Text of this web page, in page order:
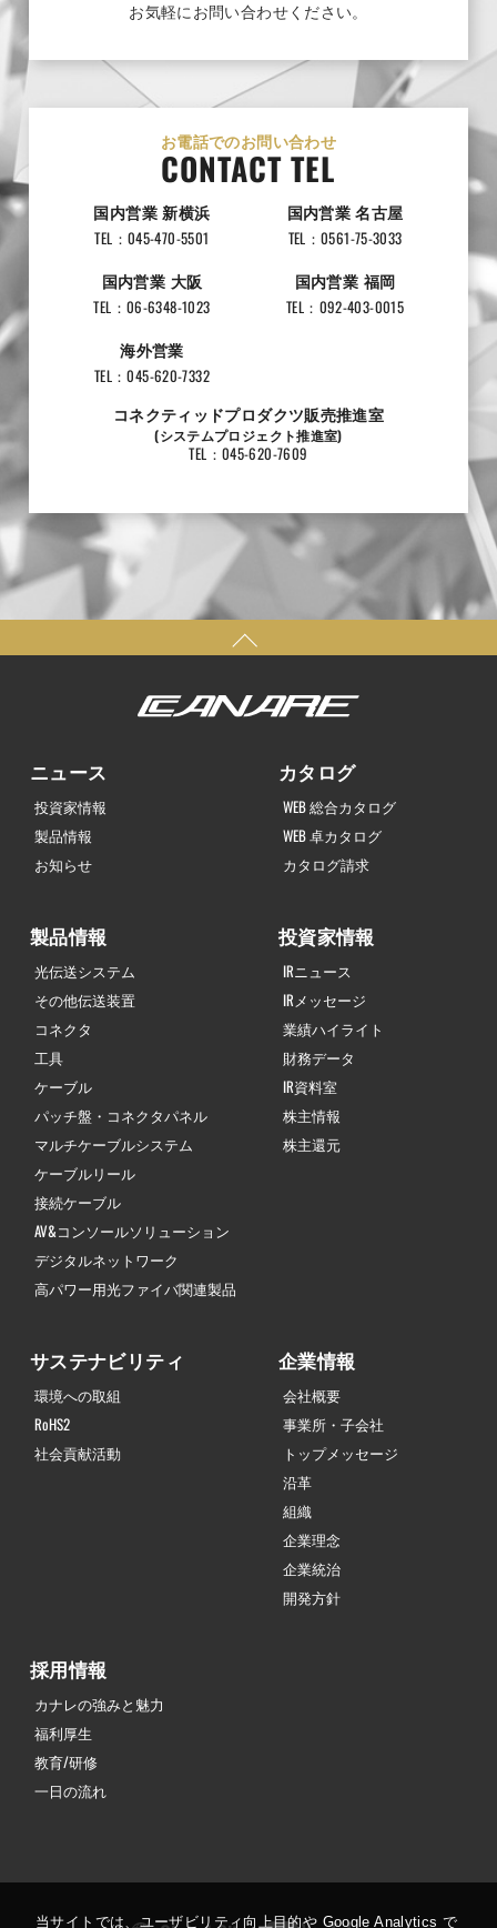
お気軽にお問い合わせください。
お電話でのお問い合わせ
CONTACT TEL
国内営業 新横浜
TEL：045-470-5501
国内営業 名古屋
TEL：0561-75-3033
国内営業 大阪
TEL：06-6348-1023
国内営業 福岡
TEL：092-403-0015
海外営業
TEL：045-620-7332
コネクティッドプロダクツ販売推進室
(システムプロジェクト推進室)
TEL：045-620-7609
ニュース
投資家情報
製品情報
お知らせ
カタログ
WEB 総合カタログ
WEB 卓カタログ
カタログ請求
製品情報
光伝送システム
その他伝送装置
コネクタ
工具
ケーブル
パッチ盤・コネクタパネル
マルチケーブルシステム
ケーブルリール
接続ケーブル
AV&コンソールソリューション
デジタルネットワーク
高パワー用光ファイバ関連製品
投資家情報
IRニュース
IRメッセージ
業績ハイライト
財務データ
IR資料室
株主情報
株主還元
サステナビリティ
環境への取組
RoHS2
社会貢献活動
企業情報
会社概要
事業所・子会社
トップメッセージ
沿革
組織
企業理念
企業統治
開発方針
採用情報
カナレの強みと魅力
福利厚生
教育/研修
一日の流れ
当サイトでは、ユーザビリティ向上目的や Google Analytics で